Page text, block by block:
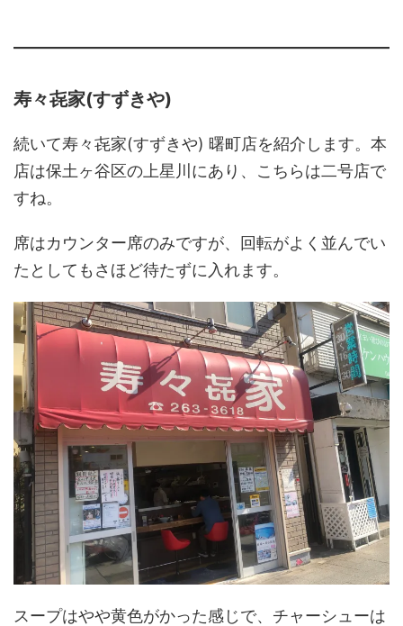
寿々㐂家(すずきや)
続いて寿々㐂家(すずきや) 曙町店を紹介します。本
店は保土ヶ谷区の上星川にあり、こちらは二号店で
すね。
席はカウンター席のみですが、回転がよく並んでい
たとしてもさほど待たずに入れます。
スープはやや黄色がかった感じで、チャーシューは